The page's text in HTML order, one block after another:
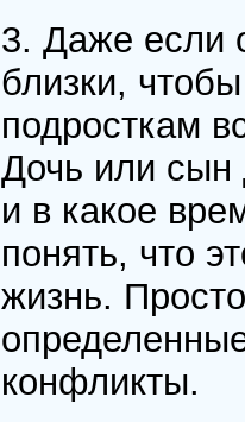
3. Даже если
близки,
подросткам
Дочь или сын
и в какое
понять, что
жизнь.
конфликты.